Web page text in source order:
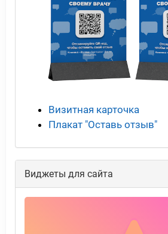
Визитная карточка
Плакат "Оставь отзыв"
Виджеты для сайта